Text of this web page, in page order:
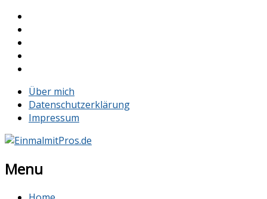
Über mich
Datenschutzerklärung
Impressum
Menu